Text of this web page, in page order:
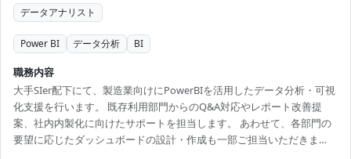
データアナリスト
Power BI データ分析 BI
職務内容
大手SIer配下にて、製造業向けにPowerBIを活用したデータ分析・可視
化支援を行います。 既存利用部門からのQ&A対応やレポート改善提
案、社内内製化に向けたサポートを担当します。 あわせて、各部門の
要望に応じたダッシュボードの設計・作成も一部ご担当いただきま